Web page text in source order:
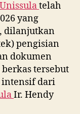
Unissulatelah
yang
dilanjutkan
pengisian
dokumen
tersebut
intensif dari
Ir. Hendy